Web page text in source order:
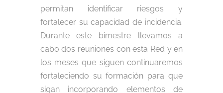
permitan identificar riesgos y
fortalecer su capacidad de incidencia.
Durante este bimestre llevamos a
cabo dos reuniones con esta Red y en
los meses que siguen continuaremos
fortaleciendo su formación para que
sigan incorporando elementos de